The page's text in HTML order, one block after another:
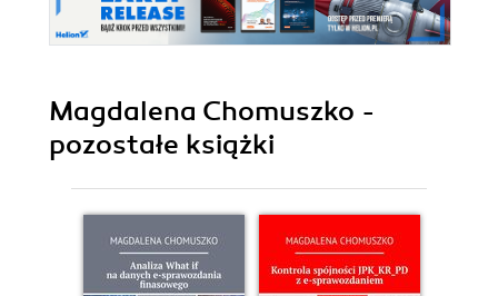
Magdalena Chomuszko -
pozostałe książki